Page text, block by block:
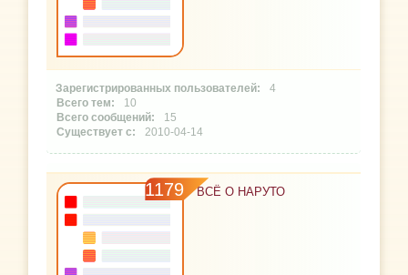
4
10
15
2010-04-14
1179 ВСЁ О НАРУТО